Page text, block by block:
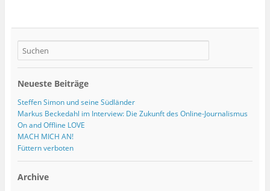
Neueste Beiträge
Steffen Simon und seine Südländer
Markus Beckedahl im Interview: Die Zukunft des Online-Journalismus
On and Offline LOVE
MACH MICH AN!
Füttern verboten
Archive